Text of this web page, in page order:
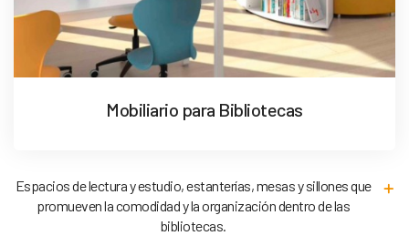
Mobiliario para Bibliotecas
Espacios de lectura y estudio, estanterías, mesas y sillones que
promueven la comodidad y la organización dentro de las
bibliotecas.